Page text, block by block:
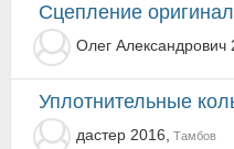
сцепление
Олег Александрович
Уплотнительные
дастер 2016, Тамбов